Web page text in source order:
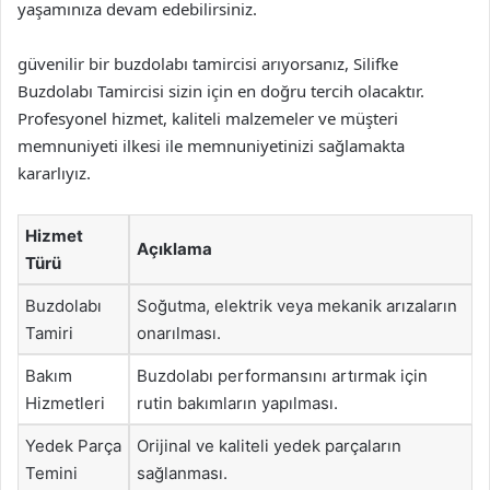
yaşamınıza devam edebilirsiniz.
güvenilir bir buzdolabı tamircisi arıyorsanız, Silifke
Buzdolabı Tamircisi sizin için en doğru tercih olacaktır.
Profesyonel hizmet, kaliteli malzemeler ve müşteri
memnuniyeti ilkesi ile memnuniyetinizi sağlamakta
kararlıyız.
Hizmet
Türü
Açıklama
Buzdolabı
Tamiri
Soğutma, elektrik veya mekanik arızaların
onarılması.
Bakım
Hizmetleri
Buzdolabı performansını artırmak için
rutin bakımların yapılması.
Yedek Parça
Temini
Orijinal ve kaliteli yedek parçaların
sağlanması.